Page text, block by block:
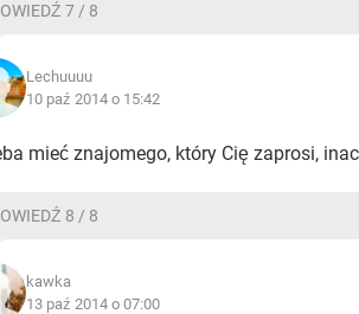
7 / 8
Lechuuuu
10 paź 2014 o 15:42
mieć znajomego, który Cię zaprosi,
8 / 8
kawka
13 paź 2014 o 07:00